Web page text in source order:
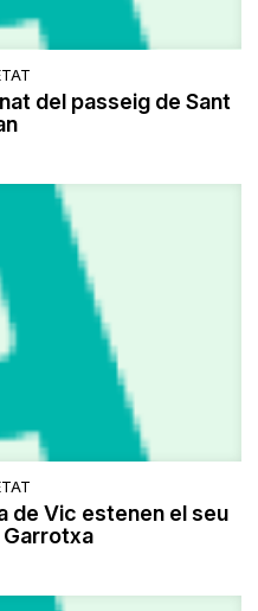
del passeig de Sant
de Vic estenen el seu
Garrotxa